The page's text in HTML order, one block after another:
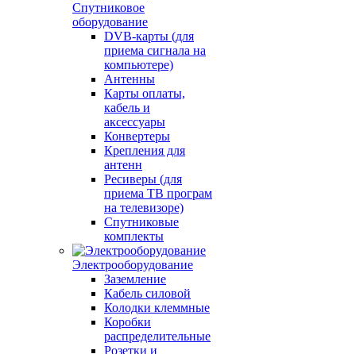
Спутниковое
оборудование
DVB-карты (для
приема сигнала на
компьютере)
Антенны
Карты оплаты,
кабель и
аксессуары
Конвертеры
Крепления для
антенн
Ресиверы (для
приема ТВ програм
на телевизоре)
Спутниковые
комплекты
Электрооборудование
Заземление
Кабель силовой
Колодки клеммные
Коробки
распределительные
Розетки и